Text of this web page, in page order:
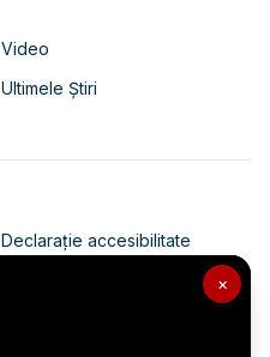
×
Video
Ultimele Știri
Declarație accesibilitate
Politica de confidențialitate